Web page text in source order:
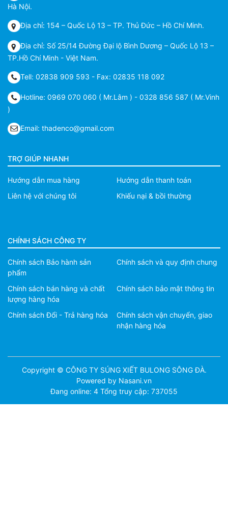
Hà Nội.
Địa chỉ: 154 – Quốc Lộ 13 – TP. Thủ Đức – Hồ Chí Minh.
Địa chỉ: Số 25/14 Đường Đại lộ Bình Dương – Quốc Lộ 13 –
TP.Hồ Chí Minh - Việt Nam.
Tell: 02838 909 593 - Fax: 02835 118 092
Hotline: 0969 070 060 ( Mr.Lâm ) - 0328 856 587 ( Mr.Vinh
)
Email: thadenco@gmail.com
TRỢ GIÚP NHANH
Hướng dẫn mua hàng
Hướng dẫn thanh toán
Liên hệ với chúng tôi
Khiếu nại & bồi thường
CHÍNH SÁCH CÔNG TY
Chính sách Bảo hành sản
phẩm
Chính sách và quy định chung
Chính sách bán hàng và chất
lượng hàng hóa
Chính sách bảo mật thông tin
Chính sách Đổi - Trả hàng hóa
Chính sách vận chuyển, giao
nhận hàng hóa
Copyright © CÔNG TY SÚNG XIẾT BULONG SÔNG ĐÀ.
Powered by Nasani.vn
Đang online: 4 Tổng truy cập: 737055